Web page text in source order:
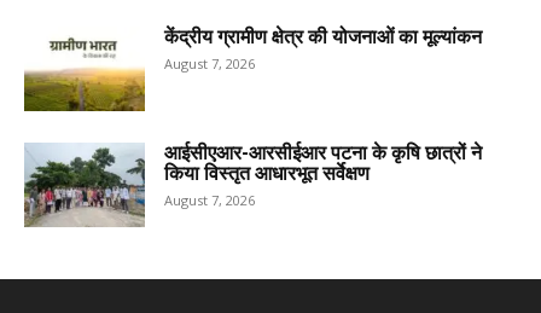
केंद्रीय ग्रामीण क्षेत्र की योजनाओं का मूल्यांकन
August 7, 2026
आईसीएआर-आरसीईआर पटना के कृषि छात्रों ने
किया विस्तृत आधारभूत सर्वेक्षण
August 7, 2026